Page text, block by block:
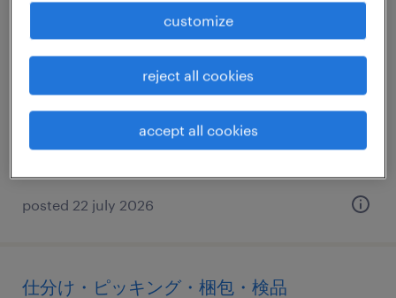
仕分け・ピッキング・梱包・検品
宮城県岩沼市, 宮城県
temporary
posted 22 july 2026
仕分け・ピッキング・梱包・検品
customize
reject all cookies
accept all cookies